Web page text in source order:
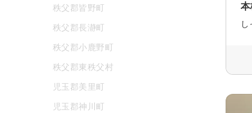
秩父郡皆野町
秩父郡長瀞町
秩父郡小鹿野町
秩父郡東秩父村
児玉郡美里町
児玉郡神川町